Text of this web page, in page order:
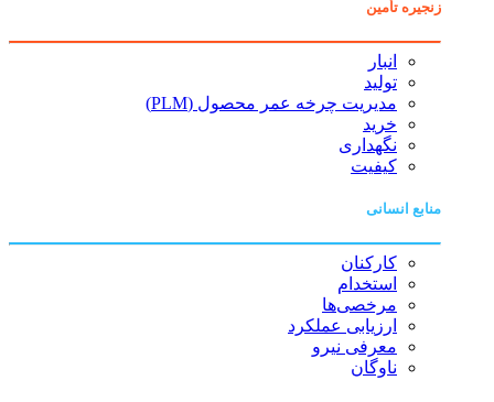
زنجیره تأمین
انبار
تولید
مدیریت چرخه عمر محصول (PLM)
خرید
نگهداری
کیفیت
منابع انسانی
کارکنان
استخدام
مرخصی‌ها
ارزیابی عملکرد
معرفی نیرو
ناوگان